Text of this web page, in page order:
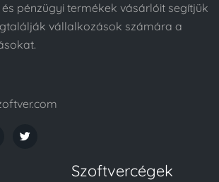
pénzügyi termékek vásárlóit segítjük
vállalkozások számára a
Szoftvercégek